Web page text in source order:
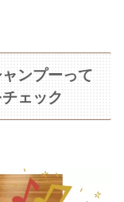
ンプーって
ェック